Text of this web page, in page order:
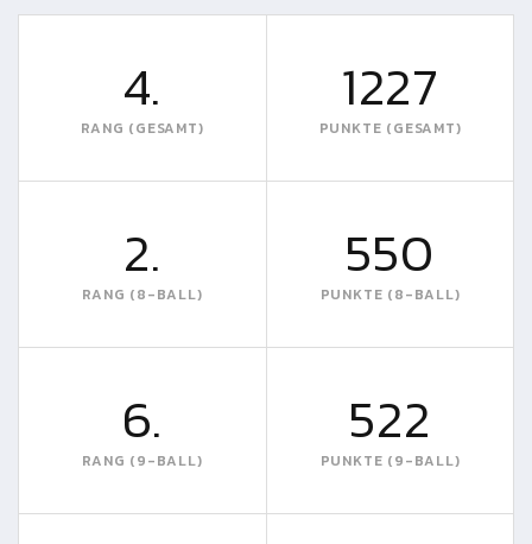
4.
RANG (GESAMT)
1227
PUNKTE (GESAMT)
2.
RANG (8-BALL)
550
PUNKTE (8-BALL)
6.
RANG (9-BALL)
522
PUNKTE (9-BALL)